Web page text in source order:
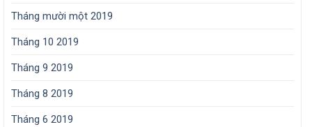
Tháng mười một 2019
Tháng 10 2019
Tháng 9 2019
Tháng 8 2019
Tháng 6 2019